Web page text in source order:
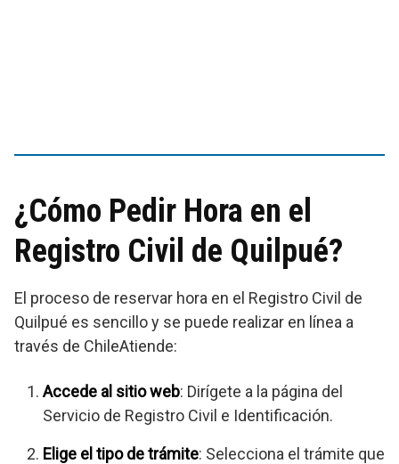
¿Cómo Pedir Hora en el
Registro Civil de Quilpué?
El proceso de reservar hora en el Registro Civil de
Quilpué es sencillo y se puede realizar en línea a
través de ChileAtiende:
Accede al sitio web: Dirígete a la página del
Servicio de Registro Civil e Identificación.
Elige el tipo de trámite: Selecciona el trámite que